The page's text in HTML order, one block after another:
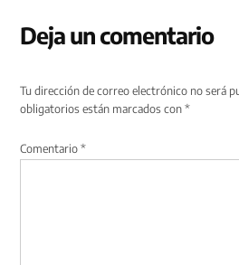
Deja un comentario
Tu dirección de correo electrónico no será
obligatorios están marcados con*
Comentario*